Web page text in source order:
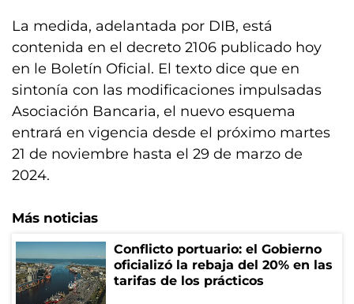
La medida, adelantada por DIB, está
contenida en el decreto 2106 publicado hoy
en le Boletín Oficial. El texto dice que en
sintonía con las modificaciones impulsadas
Asociación Bancaria, el nuevo esquema
entrará en vigencia desde el próximo martes
21 de noviembre hasta el 29 de marzo de
2024.
Más noticias
Conflicto portuario: el Gobierno
oficializó la rebaja del 20% en las
tarifas de los prácticos